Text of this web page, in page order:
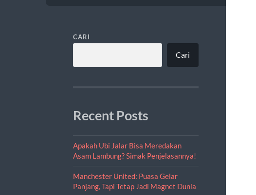
CARI
Cari
Recent Posts
Apakah Ubi Jalar Bisa Meredakan
Asam Lambung? Simak Penjelasannya!
Manchester United: Puasa Gelar
Panjang, Tapi Tetap Jadi Magnet Dunia